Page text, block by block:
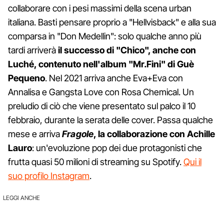
collaborare con i pesi massimi della scena urban
italiana. Basti pensare proprio a "Hellvisback" e alla sua
comparsa in "Don Medellin": solo qualche anno più
tardi arriveràil successo di "Chico", anche con
Luché, contenuto nell'album "Mr.Fini" di Guè
Pequeno. Nel 2021 arriva anche Eva+Eva con
Annalisa e Gangsta Love con Rosa Chemical. Un
preludio di ciò che viene presentato sul palco il 10
febbraio, durante la serata delle cover. Passa qualche
mese e arrivaFragole, la collaborazione con Achille
Lauro: un'evoluzione pop dei due protagonisti che
frutta quasi 50 milioni di streaming su Spotify.Qui il
suo profilo Instagram.
LEGGI ANCHE